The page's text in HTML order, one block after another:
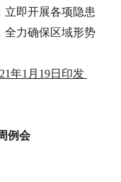
立即开展各项隐患
全力确保区域形势
1月19日印发
例会